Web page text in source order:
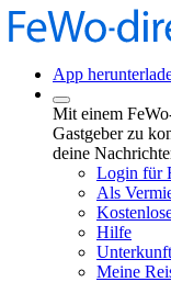
App
Mit einem
Gastgeber zu
deine
Login für
Als
Hilfe
Meine